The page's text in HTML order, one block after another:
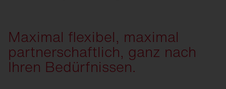
Maximal flexibel, maximal
partnerschaftlich, ganz nach
Ihren Bedürfnissen.